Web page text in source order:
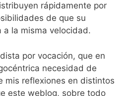
rápidamente por
de que su
la misma velocidad.
por vocación, que en
necesidad de
mis reflexiones en distintos
este weblog, sobre todo